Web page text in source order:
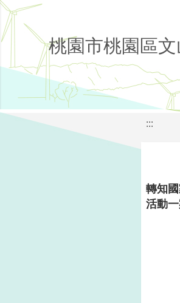
桃園市桃園區
:::
轉知
活動